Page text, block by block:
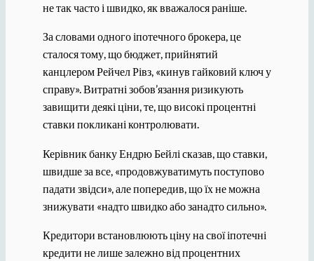
не так часто і швидко, як вважалося раніше.
За словами одного іпотечного брокера, це
сталося тому, що бюджет, прийнятий
канцлером Рейчел Рівз, «кинув гайковий ключ у
справу». Витратні зобов’язання ризикують
завищити деякі ціни, те, що високі процентні
ставки покликані контролювати.
Керівник банку Ендрю Бейлі сказав, що ставки,
швидше за все, «продовжуватимуть поступово
падати звідси», але попередив, що їх не можна
знижувати «надто швидко або занадто сильно».
Кредитори встановлюють ціну на свої іпотечні
кредити не лише залежно від процентних